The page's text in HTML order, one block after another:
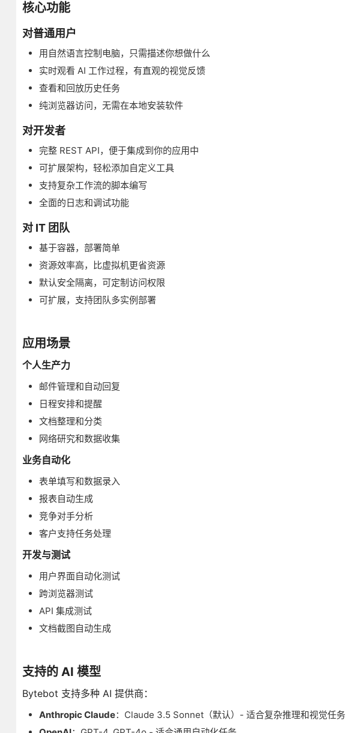
核心功能
对普通用户
用自然语言控制电脑，只需描述你想做什么
实时观看 AI 工作过程，有直观的视觉反馈
查看和回放历史任务
纯浏览器访问，无需在本地安装软件
对开发者
完整 REST API，便于集成到你的应用中
可扩展架构，轻松添加自定义工具
支持复杂工作流的脚本编写
全面的日志和调试功能
对 IT 团队
基于容器，部署简单
资源效率高，比虚拟机更省资源
默认安全隔离，可定制访问权限
可扩展，支持团队多实例部署
应用场景
个人生产力
邮件管理和自动回复
日程安排和提醒
文档整理和分类
网络研究和数据收集
业务自动化
表单填写和数据录入
报表自动生成
竞争对手分析
客户支持任务处理
开发与测试
用户界面自动化测试
跨浏览器测试
API 集成测试
文档截图自动生成
支持的 AI 模型
Bytebot 支持多种 AI 提供商：
Anthropic Claude：Claude 3.5 Sonnet（默认）- 适合复杂推理和视觉任务